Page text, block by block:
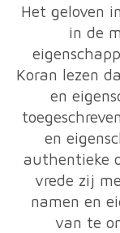
Het geloven
in de
Koran lezen
en
en
authentieke
vrede zij
namen en
van te